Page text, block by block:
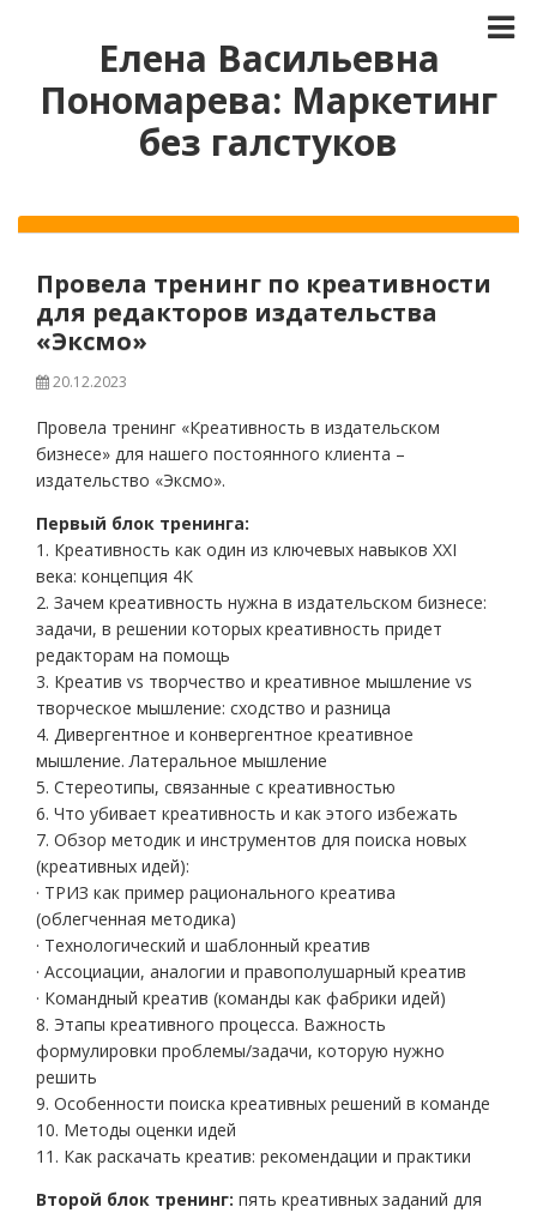
Елена Васильевна
Пономарева: Маркетинг
без галстуков
Провела тренинг по креативности
для редакторов издательства
«Эксмо»
20.12.2023
Провела тренинг «Креативность в издательском
бизнесе» для нашего постоянного клиента –
издательство «Эксмо».
Первый блок тренинга:
1. Креативность как один из ключевых навыков XXI
века: концепция 4К
2. Зачем креативность нужна в издательском бизнесе:
задачи, в решении которых креативность придет
редакторам на помощь
3. Креатив vs творчество и креативное мышление vs
творческое мышление: сходство и разница
4. Дивергентное и конвергентное креативное
мышление. Латеральное мышление
5. Стереотипы, связанные с креативностью
6. Что убивает креативность и как этого избежать
7. Обзор методик и инструментов для поиска новых
(креативных идей):
· ТРИЗ как пример рационального креатива
(облегченная методика)
· Технологический и шаблонный креатив
· Ассоциации, аналогии и правополушарный креатив
· Командный креатив (команды как фабрики идей)
8. Этапы креативного процесса. Важность
формулировки проблемы/задачи, которую нужно
решить
9. Особенности поиска креативных решений в команде
10. Методы оценки идей
11. Как раскачать креатив: рекомендации и практики
Второй блок тренинг: пять креативных заданий для